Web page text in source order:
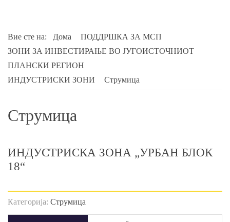
Вие сте на: Дома
ПОДДРШКА ЗА МСП
ЗОНИ ЗА ИНВЕСТИРАЊЕ ВО ЈУГОИСТОЧНИОТ
ПЛАНСКИ РЕГИОН
ИНДУСТРИСКИ ЗОНИ
Струмица
Струмица
ИНДУСТРИСКА ЗОНА „УРБАН БЛОК
18“
Категорија: Струмица